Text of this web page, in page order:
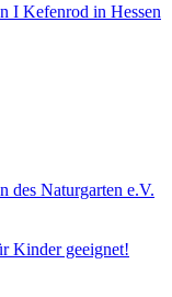
I Kefenrod in Hessen
des Naturgarten e.V.
Kinder geeignet!